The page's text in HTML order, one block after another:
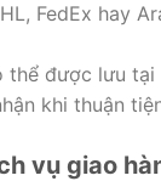
FedEx hay
thể được lưu
khi thuận
vụ giao